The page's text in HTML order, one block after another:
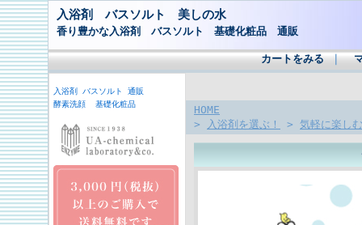
入浴剤 バスソルト 美しの水
香り豊かな入浴剤 バスソルト 基礎化粧品 通販
カートをみる｜
入浴剤 バスソルト 通販
酵素洗顔 基礎化粧品
HOME
>
入浴剤を選ぶ！ > 気軽に楽し